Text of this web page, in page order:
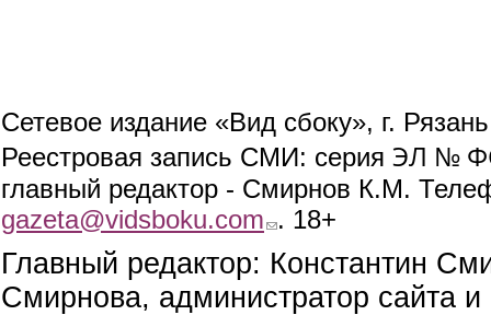
Сетевое издание «Вид сбоку», г.
Реестровая запись СМИ: серия ЭЛ №
главный редактор - Смирнов К.М.
gazeta@vidsboku.com (link sends e-mail)
. 18+
Главный редактор: Константин
Смирнова, администратор сайта